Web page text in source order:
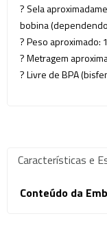
? Sela
bobina
? Peso aproximado:
? Metragem
? Livre de BPA
Características e
Conteúdo da